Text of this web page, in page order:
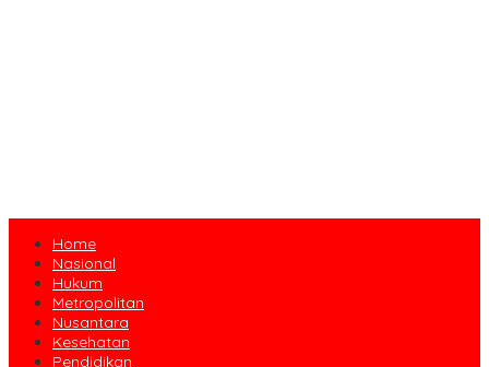
Home
Nasional
Hukum
Metropolitan
Nusantara
Kesehatan
Pendidikan